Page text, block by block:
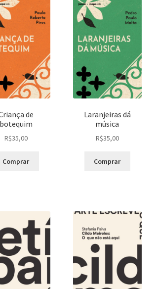
de
botequim
R$35,00
Comprar
Laranjeiras dá
música
R$35,00
Comprar